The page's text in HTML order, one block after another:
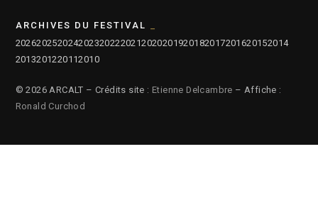
ARCHIVES DU FESTIVAL
2026202520242023202220212020201920182017201620152014
2013201220112010
© 2026 ARCALT – Crédits site : Etienne Delcambre – Affiche :
Ronald Curchod